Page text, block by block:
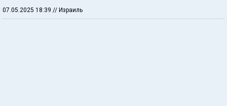
07.05.2025 18:39 // Израиль